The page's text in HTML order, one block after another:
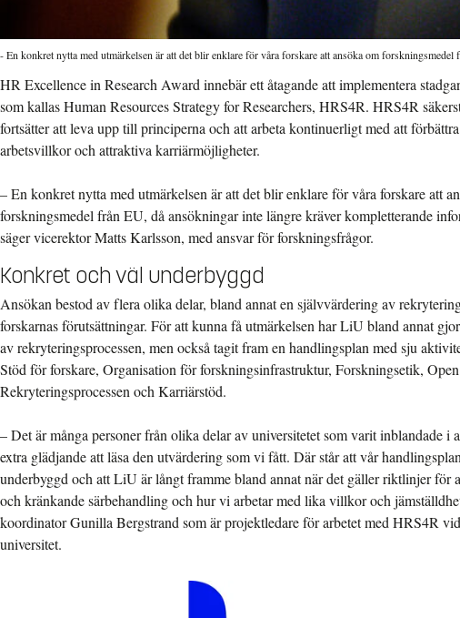
- En konkret nytta med utmärkelsen är att det blir enklare för våra forskare att ansöka om
HR Excellence in Research Award innebär ett åtagande att implementera
som kallas Human Resources Strategy for Researchers, HRS4R. HRS4R
fortsätter att leva upp till principerna och att arbeta kontinuerligt med att
arbetsvillkor och attraktiva karriärmöjligheter.
– En konkret nytta med utmärkelsen är att det blir enklare för våra forskare att
forskningsmedel från EU, då ansökningar inte längre kräver kompletterande
säger vicerektor Matts Karlsson, med ansvar för forskningsfrågor.
Konkret och väl underbyggd
Ansökan bestod av flera olika delar, bland annat en självvärdering av
forskarnas förutsättningar. För att kunna få utmärkelsen har LiU bland annat
av rekryteringsprocessen, men också tagit fram en handlingsplan med sju
Stöd för forskare, Organisation för forskningsinfrastruktur, Forskningsetik,
Rekryteringsprocessen och Karriärstöd.
– Det är många personer från olika delar av universitetet som varit inblandade i
extra glädjande att läsa den utvärdering som vi fått. Där står att vår
underbyggd och att LiU är långt framme bland annat när det gäller riktlinjer för
och kränkande särbehandling och hur vi arbetar med lika villkor och
koordinator Gunilla Bergstrand som är projektledare för arbetet med HRS4R
universitet.